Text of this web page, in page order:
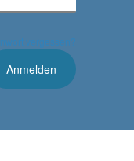
vergessen?